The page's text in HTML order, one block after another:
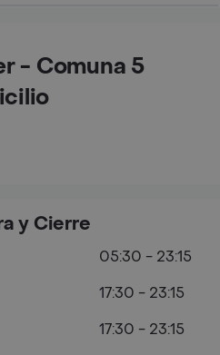
- Comuna 5
y Cierre
05:30 - 23:15
17:30 - 23:15
17:30 - 23:15